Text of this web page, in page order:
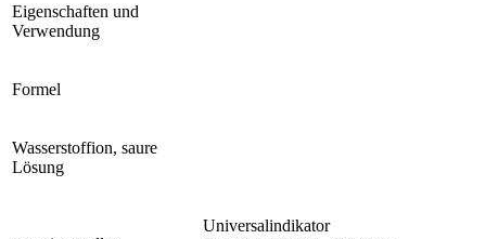
Eigenschaften und
Verwendung
Formel
Wasserstoffion, saure
Lösung
Universalindikator